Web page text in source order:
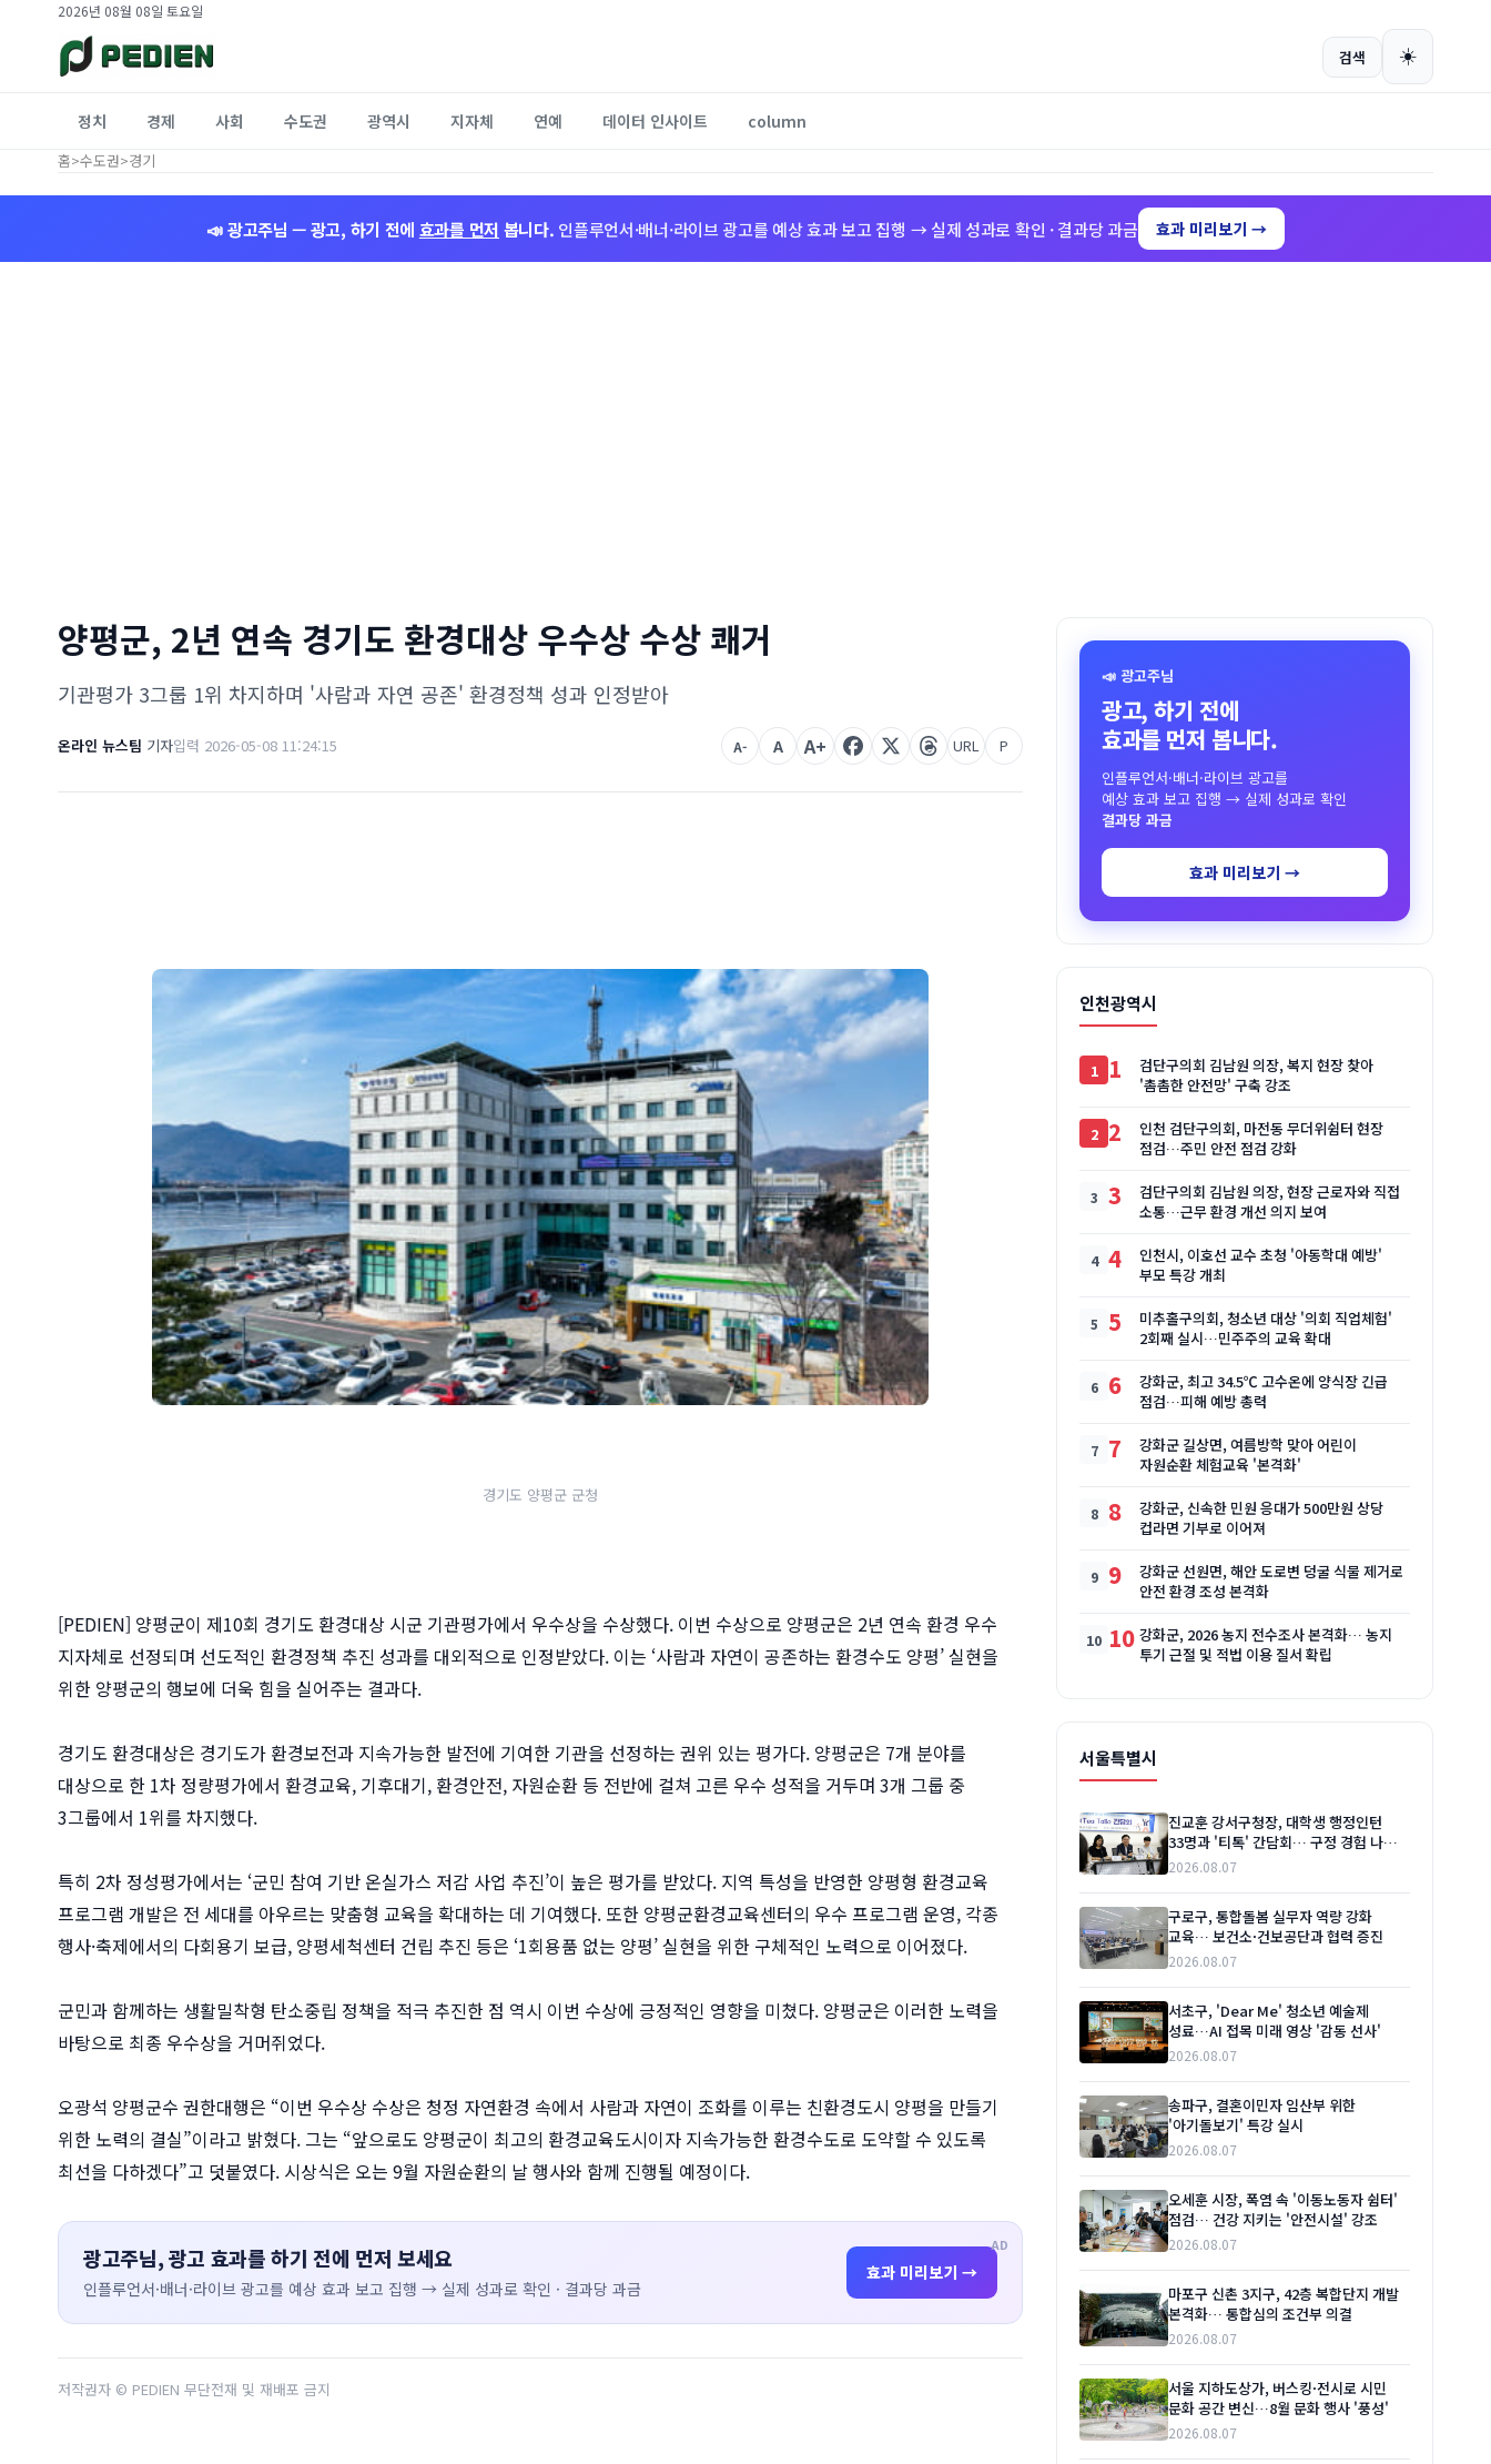
2026년 08월 08일 토요일
검색 ☀️
정치 경제 사회 수도권 광역시 지자체 연예 데이터 인사이트 column
홈>수도권>경기
📣 광고주님 — 광고, 하기 전에 효과를 먼저 봅니다. 인플루언서·배너·라이브 광고를 예상 효과 보고 집행 → 실제 성과로 확인 · 결과당 과금 효과 미리보기 →
양평군, 2년 연속 경기도 환경대상 우수상 수상 쾌거
기관평가 3그룹 1위 차지하며 '사람과 자연 공존' 환경정책 성과 인정받아
온라인 뉴스팀 기자입력 2026-05-08 11:24:15 A- A A+ URL P
경기도 양평군 군청
[PEDIEN] 양평군이 제10회 경기도 환경대상 시군 기관평가에서 우수상을 수상했다. 이번 수상으로 양평군은 2년 연속 환경 우수
지자체로 선정되며 선도적인 환경정책 추진 성과를 대외적으로 인정받았다. 이는 ‘사람과 자연이 공존하는 환경수도 양평’ 실현을
위한 양평군의 행보에 더욱 힘을 실어주는 결과다.
경기도 환경대상은 경기도가 환경보전과 지속가능한 발전에 기여한 기관을 선정하는 권위 있는 평가다. 양평군은 7개 분야를
대상으로 한 1차 정량평가에서 환경교육, 기후대기, 환경안전, 자원순환 등 전반에 걸쳐 고른 우수 성적을 거두며 3개 그룹 중
3그룹에서 1위를 차지했다.
특히 2차 정성평가에서는 ‘군민 참여 기반 온실가스 저감 사업 추진’이 높은 평가를 받았다. 지역 특성을 반영한 양평형 환경교육
프로그램 개발은 전 세대를 아우르는 맞춤형 교육을 확대하는 데 기여했다. 또한 양평군환경교육센터의 우수 프로그램 운영, 각종
행사·축제에서의 다회용기 보급, 양평세척센터 건립 추진 등은 ‘1회용품 없는 양평’ 실현을 위한 구체적인 노력으로 이어졌다.
군민과 함께하는 생활밀착형 탄소중립 정책을 적극 추진한 점 역시 이번 수상에 긍정적인 영향을 미쳤다. 양평군은 이러한 노력을
바탕으로 최종 우수상을 거머쥐었다.
오광석 양평군수 권한대행은 “이번 우수상 수상은 청정 자연환경 속에서 사람과 자연이 조화를 이루는 친환경도시 양평을 만들기
위한 노력의 결실”이라고 밝혔다. 그는 “앞으로도 양평군이 최고의 환경교육도시이자 지속가능한 환경수도로 도약할 수 있도록
최선을 다하겠다”고 덧붙였다. 시상식은 오는 9월 자원순환의 날 행사와 함께 진행될 예정이다.
AD
광고주님, 광고 효과를 하기 전에 먼저 보세요
인플루언서·배너·라이브 광고를 예상 효과 보고 집행 → 실제 성과로 확인 · 결과당 과금
효과 미리보기 →
저작권자 © PEDIEN 무단전재 및 재배포 금지
📣 광고주님
광고, 하기 전에
효과를 먼저 봅니다.
인플루언서·배너·라이브 광고를
예상 효과 보고 집행 → 실제 성과로 확인
결과당 과금
효과 미리보기 →
인천광역시
1
검단구의회 김남원 의장, 복지 현장 찾아
'촘촘한 안전망' 구축 강조
2
인천 검단구의회, 마전동 무더위쉼터 현장
점검…주민 안전 점검 강화
3
검단구의회 김남원 의장, 현장 근로자와 직접
소통…근무 환경 개선 의지 보여
4
인천시, 이호선 교수 초청 '아동학대 예방'
부모 특강 개최
5
미추홀구의회, 청소년 대상 '의회 직업체험'
2회째 실시…민주주의 교육 확대
6
강화군, 최고 34.5℃ 고수온에 양식장 긴급
점검…피해 예방 총력
7
강화군 길상면, 여름방학 맞아 어린이
자원순환 체험교육 '본격화'
8
강화군, 신속한 민원 응대가 500만원 상당
컵라면 기부로 이어져
9
강화군 선원면, 해안 도로변 덩굴 식물 제거로
안전 환경 조성 본격화
10 강화군, 2026 농지 전수조사 본격화… 농지
투기 근절 및 적법 이용 질서 확립
서울특별시
진교훈 강서구청장, 대학생 행정인턴
33명과 '티톡' 간담회… 구정 경험 나누고
소통 강화
2026.08.07
구로구, 통합돌봄 실무자 역량 강화
교육… 보건소·건보공단과 협력 증진
2026.08.07
서초구, 'Dear Me' 청소년 예술제
성료…AI 접목 미래 영상 '감동 선사'
2026.08.07
송파구, 결혼이민자 임산부 위한
'아기돌보기' 특강 실시
2026.08.07
오세훈 시장, 폭염 속 '이동노동자 쉼터'
점검… 건강 지키는 '안전시설' 강조
2026.08.07
마포구 신촌 3지구, 42층 복합단지 개발
본격화… 통합심의 조건부 의결
2026.08.07
서울 지하도상가, 버스킹·전시로 시민
문화 공간 변신…8월 문화 행사 '풍성'
2026.08.07